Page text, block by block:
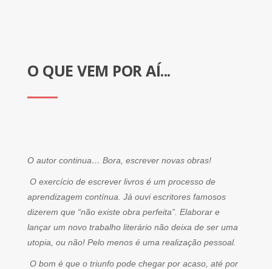
O QUE VEM POR AÍ...
O autor continua… Bora, escrever novas obras!
O exercício de escrever livros é um processo de
aprendizagem contínua. Já ouvi escritores famosos
dizerem que “não existe obra perfeita”. Elaborar e
lançar um novo trabalho literário não deixa de ser uma
utopia, ou não! Pelo menos é uma realização pessoal.
O bom é que o triunfo pode chegar por acaso, até por